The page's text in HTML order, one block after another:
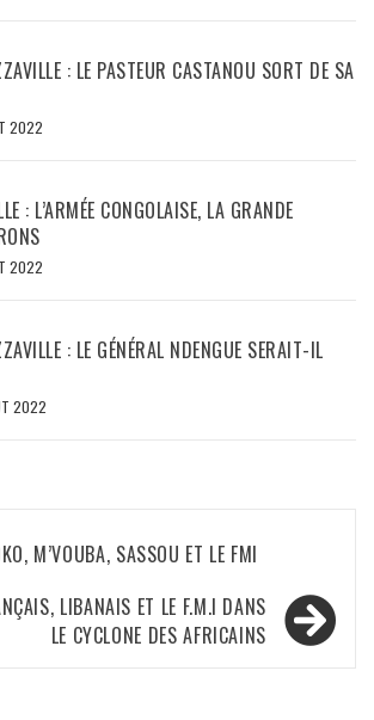
: LE PASTEUR CASTANOU SORT DE SA
2022
: L’ARMÉE CONGOLAISE, LA GRANDE
2022
: LE GÉNÉRAL NDENGUE SERAIT-IL
2022
M’VOUBA, SASSOU ET LE FMI
LIBANAIS ET LE F.M.I DANS
LE CYCLONE DES AFRICAINS